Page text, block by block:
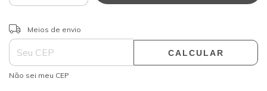
Entregas para o CEP:
Meios de envio
CALCULAR
Não sei meu CEP